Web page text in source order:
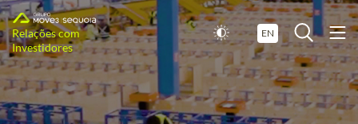
Relações com
Investidores
EN